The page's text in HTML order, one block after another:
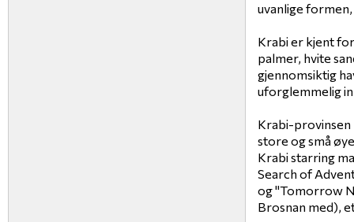
uvanlige
Krabi er kjent
palmer, hvite
gjennomsiktig
uforglemmelig
Krabi-provinsen
store og små
Krabi starring
Search of
og "Tomorrow
Brosnan med),